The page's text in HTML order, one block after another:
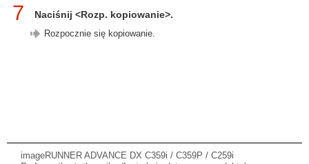
7 Naciśnij <Rozp. kopiowanie>.
Rozpocznie się kopiowanie.
imageRUNNER ADVANCE DX C359i / C359P / C259i